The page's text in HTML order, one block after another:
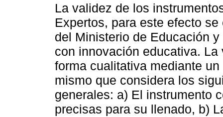
La validez de los
Expertos, para este efecto
del Ministerio de Educación
con innovación educativa.
forma cualitativa mediante
mismo que considera los
generales: a) El instrumento
precisas para su llenado, b)